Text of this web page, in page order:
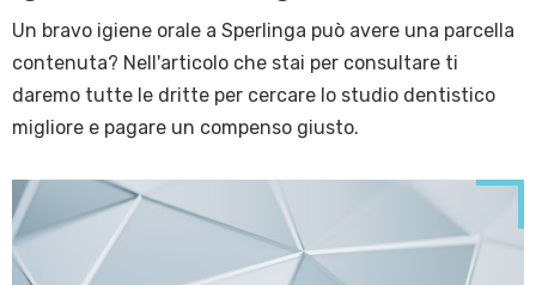
Un bravo igiene orale a Sperlinga può avere una parcella
contenuta? Nell'articolo che stai per consultare ti
daremo tutte le dritte per cercare lo studio dentistico
migliore e pagare un compenso giusto.